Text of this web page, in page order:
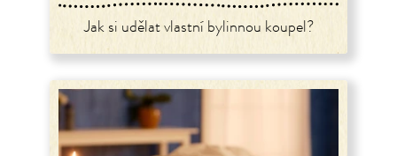
Jak si udělat vlastní bylinnou koupel?